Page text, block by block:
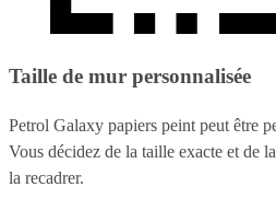
Taille de mur personnalisée
Petrol Galaxy papiers peint peut être
Vous décidez de la taille exacte et de
la recadrer.